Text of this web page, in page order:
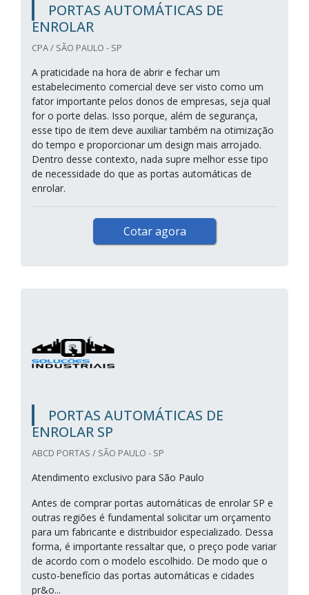
PORTAS AUTOMÁTICAS DE
ENROLAR
CPA / SÃO PAULO - SP
A praticidade na hora de abrir e fechar um
estabelecimento comercial deve ser visto como um
fator importante pelos donos de empresas, seja qual
for o porte delas. Isso porque, além de segurança,
esse tipo de item deve auxiliar também na otimização
do tempo e proporcionar um design mais arrojado.
Dentro desse contexto, nada supre melhor esse tipo
de necessidade do que as portas automáticas de
enrolar.
Cotar agora
PORTAS AUTOMÁTICAS DE
ENROLAR SP
ABCD PORTAS / SÃO PAULO - SP
Atendimento exclusivo para São Paulo
Antes de comprar portas automáticas de enrolar SP e
outras regiões é fundamental solicitar um orçamento
para um fabricante e distribuidor especializado. Dessa
forma, é importante ressaltar que, o preço pode variar
de acordo com o modelo escolhido. De modo que o
custo-benefício das portas automáticas e cidades
pr&o...